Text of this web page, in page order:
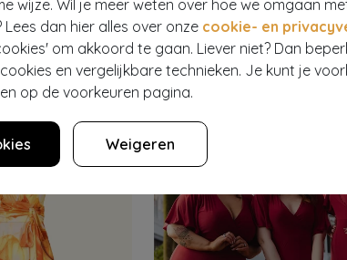
wijze. Wil je meer weten over hoe we omgaan
dan hier alles over onze cookie- en
om akkoord te gaan. Liever niet? Dan
en vergelijkbare technieken. Je kunt je
op de voorkeuren pagina.
Weigeren
Evie Tropical Summer sarong jurk in marineblauw en multi
48
VINTAGE CHIC FOR TOPVINTAGE
€ 59,95 € 29,95